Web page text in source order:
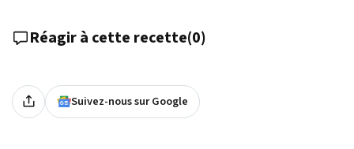
Réagir à cette recette(0)
Suivez-nous sur Google